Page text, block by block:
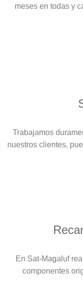
meses en todas y
Trabajamos
nuestros clientes,
En Sat-Magaluf
componentes